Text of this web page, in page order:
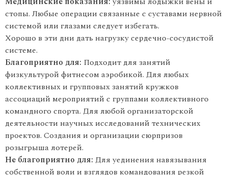
стопы. Любые операции связанные с суставами нервной
системой или глазами следует избегать.
Хорошо в эти дни дать нагрузку сердечно-сосудистой
системе.
Благоприятно для: Подходит для занятий
физкультурой фитнесом аэробикой. Для любых
коллективных и групповых занятий кружков
ассоциаций мероприятий с группами коллективного
командного спорта. Для любой организаторской
деятельности научных исследований технических
проектов. Создания и организации сюрпризов
розыгрыша лотерей.
Не благоприятно для: Для уединения навязывания
собственной воли и взглядов командования резкой